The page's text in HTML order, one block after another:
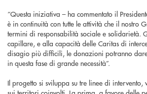
“Questa iniziativa – ha commentato il
è in continuità con tutte le attività che il nostro
termini di responsabilità sociale e solidarietà.
capillare, e alla capacità delle Caritas di
disagio più difficili, le donazioni potranno
in questa fase di grande necessità”.
Il progetto si sviluppa su tre linee di intervento,